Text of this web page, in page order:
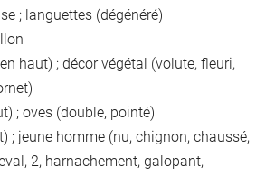
; languettes (dégénéré)
haut) ; décor végétal (volute, fleuri,
; oves (double, pointé)
; jeune homme (nu, chignon, chaussé,
2, harnachement, galopant,